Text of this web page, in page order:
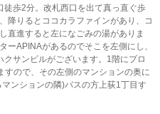
徒歩2分。改札西口を出て真っ直ぐ歩
降りるとココカラファインがあり、コ
直進すると左になごみの湯がありま
ーAPINAがあるのでそこを左側にし、
クサンビルがございます。1階にプロ
すので、その左側のマンションの奥に
ンションの隣)バスの方上荻1丁目す